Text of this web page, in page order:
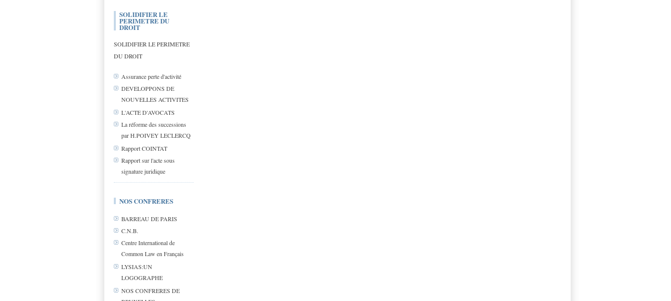
SOLIDIFIER LE
PERIMETRE DU
DROIT
SOLIDIFIER LE PERIMETRE
DU DROIT
Assurance perte d'activité
DEVELOPPONS DE
NOUVELLES ACTIVITES
L'ACTE D'AVOCATS
La réforme des successions
par H.POIVEY LECLERCQ
Rapport COINTAT
Rapport sur l'acte sous
signature juridique
NOS CONFRERES
BARREAU DE PARIS
C.N.B.
Centre International de
Common Law en Français
LYSIAS:UN
LOGOGRAPHE
NOS CONFRERES DE